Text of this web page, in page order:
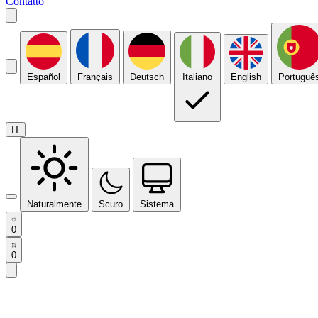
Español Français Deutsch Italiano English
IT
Naturalmente Scuro Sistema
0
0